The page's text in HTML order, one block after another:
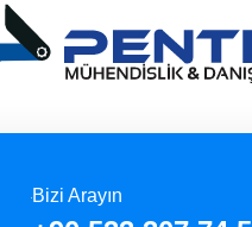
Bizi Arayın